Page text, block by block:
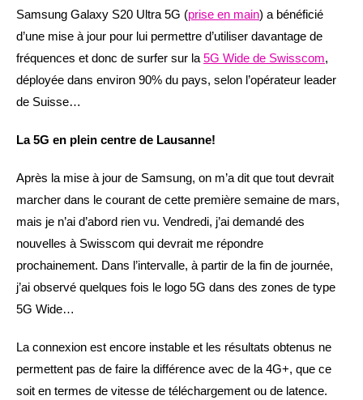
Samsung Galaxy S20 Ultra 5G (prise en main) a bénéficié
d’une mise à jour pour lui permettre d’utiliser davantage de
fréquences et donc de surfer sur la 5G Wide de Swisscom,
déployée dans environ 90% du pays, selon l’opérateur leader
de Suisse…
La 5G en plein centre de Lausanne!
Après la mise à jour de Samsung, on m’a dit que tout devrait
marcher dans le courant de cette première semaine de mars,
mais je n’ai d’abord rien vu. Vendredi, j’ai demandé des
nouvelles à Swisscom qui devrait me répondre
prochainement. Dans l’intervalle, à partir de la fin de journée,
j’ai observé quelques fois le logo 5G dans des zones de type
5G Wide…
La connexion est encore instable et les résultats obtenus ne
permettent pas de faire la différence avec de la 4G+, que ce
soit en termes de vitesse de téléchargement ou de latence.